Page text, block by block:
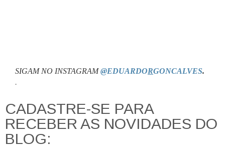
SIGAM NO INSTAGRAM@EDUARDORGONCALVES.
.
CADASTRE-SE PARA
RECEBER AS NOVIDADES DO
BLOG: